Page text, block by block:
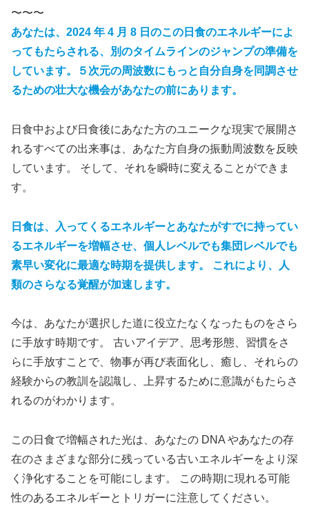
〜〜〜
あなたは、2024 年 4 月 8 日のこの日食のエネルギーによ
ってもたらされる、別のタイムラインのジャンプの準備を
しています。５次元の周波数にもっと自分自身を同調させ
るための壮大な機会があなたの前にあります。
日食中および日食後にあなた方のユニークな現実で展開さ
れるすべての出来事は、あなた方自身の振動周波数を反映
しています。 そして、それを瞬時に変えることができま
す。
日食は、入ってくるエネルギーとあなたがすでに持ってい
るエネルギーを増幅させ、個人レベルでも集団レベルでも
素早い変化に最適な時期を提供します。 これにより、人
類のさらなる覚醒が加速します。
今は、あなたが選択した道に役立たなくなったものをさら
に手放す時期です。 古いアイデア、思考形態、習慣をさ
らに手放すことで、物事が再び表面化し、癒し、それらの
経験からの教訓を認識し、上昇するために意識がもたらさ
れるのがわかります。
この日食で増幅された光は、あなたの DNA やあなたの存
在のさまざまな部分に残っている古いエネルギーをより深
く浄化することを可能にします。 この時期に現れる可能
性のあるエネルギーとトリガーに注意してください。